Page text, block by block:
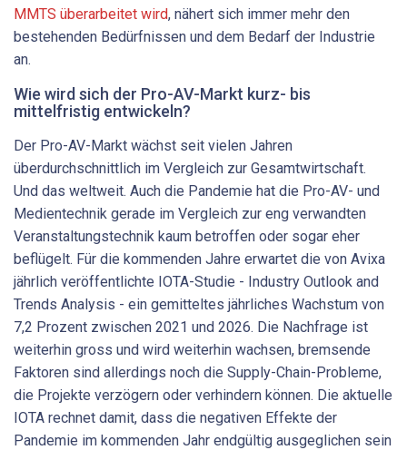
MMTS überarbeitet wird, nähert sich immer mehr den
bestehenden Bedürfnissen und dem Bedarf der Industrie
an.
Wie wird sich der Pro-AV-Markt kurz- bis
mittelfristig entwickeln?
Der Pro-AV-Markt wächst seit vielen Jahren
überdurchschnittlich im Vergleich zur Gesamtwirtschaft.
Und das weltweit. Auch die Pandemie hat die Pro-AV- und
Medientechnik gerade im Vergleich zur eng verwandten
Veranstaltungstechnik kaum betroffen oder sogar eher
beflügelt. Für die kommenden Jahre erwartet die von Avixa
jährlich veröffentlichte IOTA-Studie - Industry Outlook and
Trends Analysis - ein gemitteltes jährliches Wachstum von
7,2 Prozent zwischen 2021 und 2026. Die Nachfrage ist
weiterhin gross und wird weiterhin wachsen, bremsende
Faktoren sind allerdings noch die Supply-Chain-Probleme,
die Projekte verzögern oder verhindern können. Die aktuelle
IOTA rechnet damit, dass die negativen Effekte der
Pandemie im kommenden Jahr endgültig ausgeglichen sein